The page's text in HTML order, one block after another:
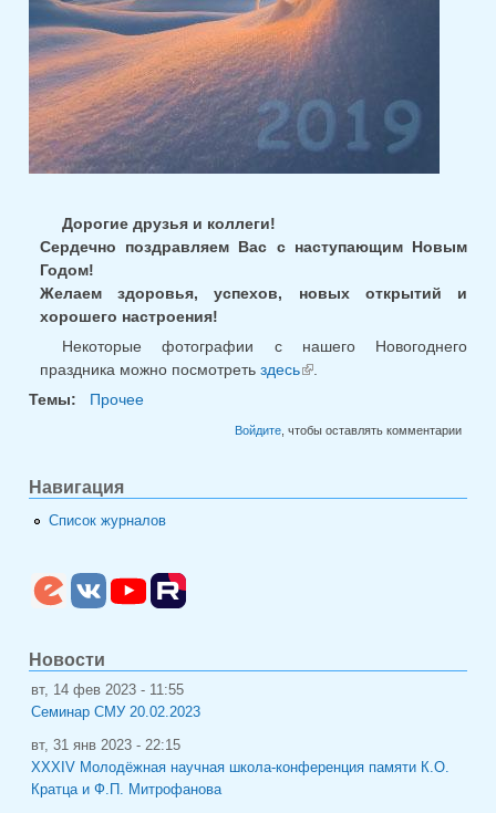
Дорогие друзья и коллеги!
Сердечно поздравляем Вас с наступающим Новым
Годом!
Желаем здоровья, успехов, новых открытий и
хорошего настроения!
Некоторые фотографии с нашего Новогоднего
праздника можно посмотреть здесь
Темы:
Прочее
Войдите, чтобы оставлять комментарии
Навигация
Список журналов
Новости
вт, 14 фев 2023 - 11:55
Семинар СМУ 20.02.2023
вт, 31 янв 2023 - 22:15
XXXIV Молодёжная научная школа-конференция памяти К.О.
Кратца и Ф.П. Митрофанова